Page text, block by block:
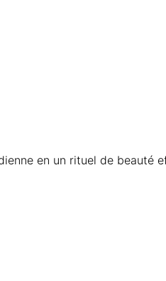
en un rituel de beauté